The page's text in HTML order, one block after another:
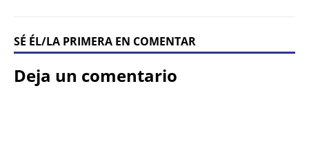
SÉ ÉL/LA PRIMERA EN COMENTAR
Deja un comentario